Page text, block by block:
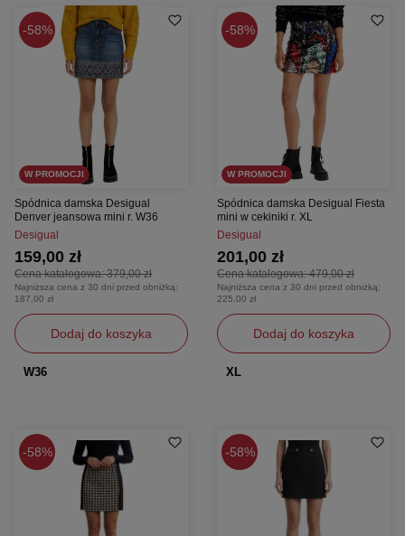
58%
W PROMOCJI
Spódnica damska Desigual
Denver jeansowa mini r. W36
Desigual
Cena katalogowa:379,00 zł
159,00 zł
Najniższa cena z 30 dni przed obniżką:
187,00 zł
Dodaj do koszyka
W36
58%
W PROMOCJI
Spódnica damska Desigual Fiesta
mini w cekiniki r. XL
Desigual
Cena katalogowa:479,00 zł
201,00 zł
Najniższa cena z 30 dni przed obniżką:
225,00 zł
Dodaj do koszyka
XL
58% 58%